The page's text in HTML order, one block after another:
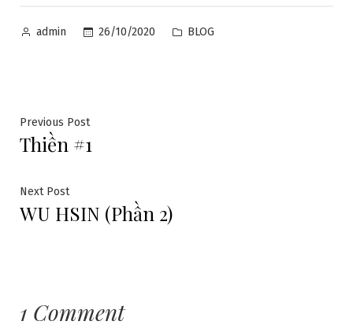
Posted
admin 26/10/2020
Posted
BLOG
Điều
hướng
bài
viết
Previous PostPrevious
post:
Thiền #1
Next PostNext
post:
WU HSIN (Phần 2)
1 Comment